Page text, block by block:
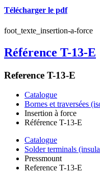
Télécharger le pdf
foot_texte_insertion-a-force
Référence T-13-E
Reference T-13-E
Catalogue
Bornes et traversées
Insertion à force
Référence T-13-E
Catalogue
Solder terminals
Pressmount
Reference T-13-E